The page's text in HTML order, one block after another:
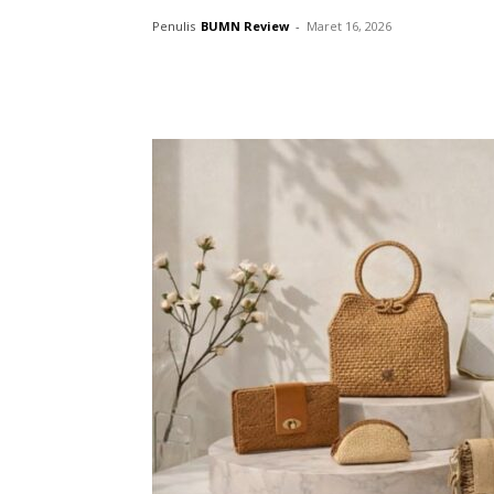
Penulis BUMN Review - Maret 16, 2026